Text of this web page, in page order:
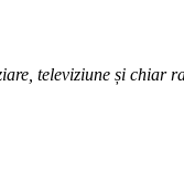
televiziune și chiar